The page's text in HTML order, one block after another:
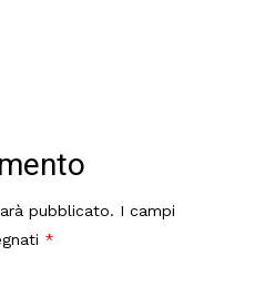
pubblicato. I campi
*